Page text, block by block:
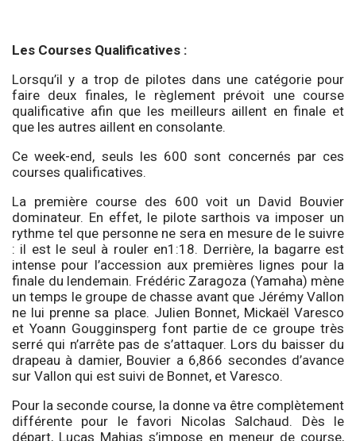
Les Courses Qualificatives :
Lorsqu’il y a trop de pilotes dans une catégorie pour
faire deux finales, le règlement prévoit une course
qualificative afin que les meilleurs aillent en finale et
que les autres aillent en consolante.
Ce week-end, seuls les 600 sont concernés par ces
courses qualificatives.
La première course des 600 voit un David Bouvier
dominateur. En effet, le pilote sarthois va imposer un
rythme tel que personne ne sera en mesure de le suivre
: il est le seul à rouler en1:18. Derrière, la bagarre est
intense pour l’accession aux premières lignes pour la
finale du lendemain. Frédéric Zaragoza (Yamaha) mène
un temps le groupe de chasse avant que Jérémy Vallon
ne lui prenne sa place. Julien Bonnet, Mickaël Varesco
et Yoann Gougginsperg font partie de ce groupe très
serré qui n’arrête pas de s’attaquer. Lors du baisser du
drapeau à damier, Bouvier a 6,866 secondes d’avance
sur Vallon qui est suivi de Bonnet, et Varesco.
Pour la seconde course, la donne va être complètement
différente pour le favori Nicolas Salchaud. Dès le
départ, Lucas Mahias s’impose en meneur de course,